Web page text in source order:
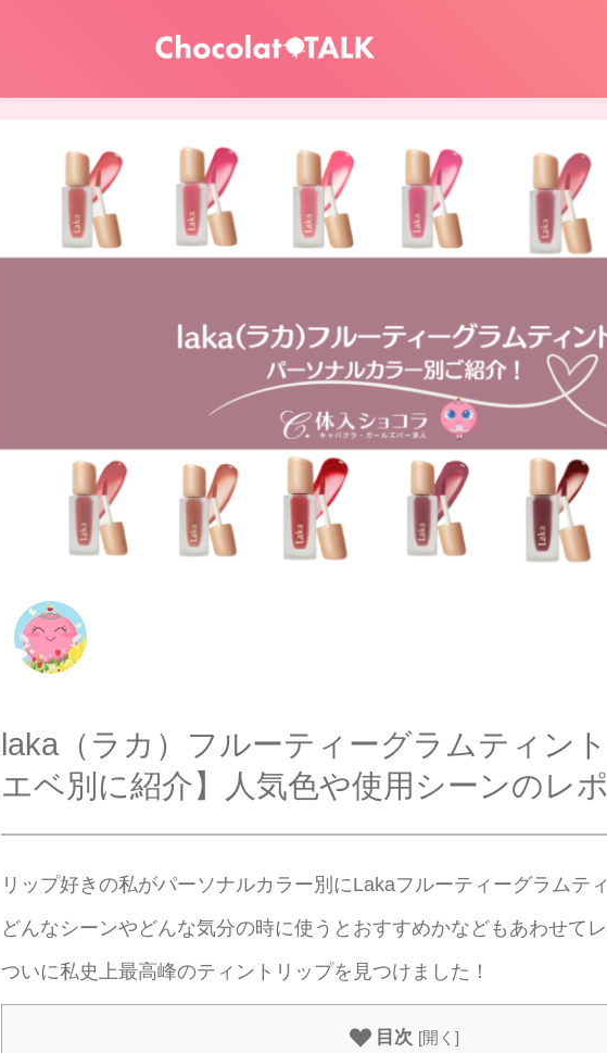
laka（ラカ）フルーティーグラムティン
エベ別に紹介】人気色や使用シーンのレポ
リップ好きの私がパーソナルカラー別にLakaフルーティーグラムテ
どんなシーンやどんな気分の時に使うとおすすめかなどもあわせて
ついに私史上最高峰のティントリップを見つけました！
目次 [開く ]